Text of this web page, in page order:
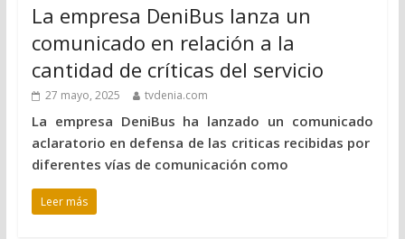
La empresa DeniBus lanza un
comunicado en relación a la
cantidad de críticas del servicio
27 mayo, 2025 tvdenia.com
La empresa DeniBus ha lanzado un comunicado
aclaratorio en defensa de las criticas recibidas por
diferentes vías de comunicación como
Leer más